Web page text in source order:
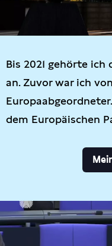
Bis 2021 gehörte
an. Zuvor war ich von
dem Europäischen